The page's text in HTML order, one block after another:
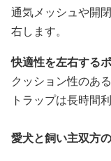
通気メッシュや開
右します。
快適性を左右する
クッション性のあ
トラップは長時間
愛犬と飼い主双方